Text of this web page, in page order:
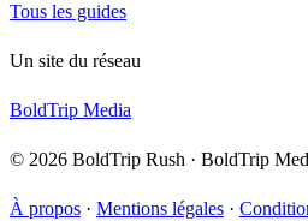
Tous les guides
Un site du réseau
BoldTrip Media
© 2026 BoldTrip Rush · BoldTrip
À propos · Mentions légales ·